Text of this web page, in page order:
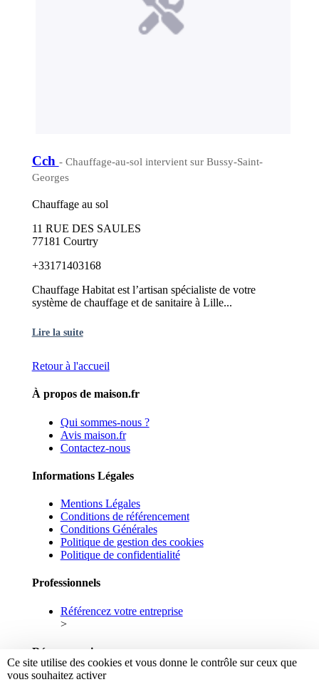
Cch - Chauffage-au-sol intervient sur Bussy-Saint-
Georges
Chauffage au sol
11 RUE DES SAULES
77181 Courtry
+33171403168
Chauffage Habitat est l’artisan spécialiste de votre
système de chauffage et de sanitaire à Lille...
Lire la suite
Retour à l'accueil
À propos de maison.fr
Qui sommes-nous ?
Avis maison.fr
Contactez-nous
Informations Légales
Mentions Légales
Conditions de référencement
Conditions Générales
Politique de gestion des cookies
Politique de confidentialité
Professionnels
Référencez votre entreprise
>
Réseaux sociaux
Ce site utilise des cookies et vous donne le contrôle sur ceux que
vous souhaitez activer